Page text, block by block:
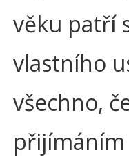
věku patří
vlastního
všechno,